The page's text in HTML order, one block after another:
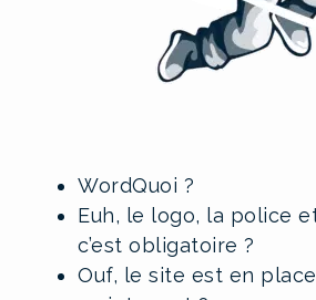
WordQuoi ?
Euh, le logo, la police
c’est obligatoire ?
Ouf, le site est en